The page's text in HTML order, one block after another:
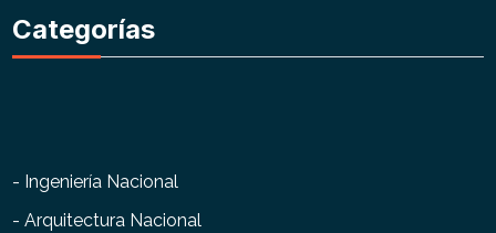
Categorías
- Ingeniería Nacional
- Arquitectura Nacional